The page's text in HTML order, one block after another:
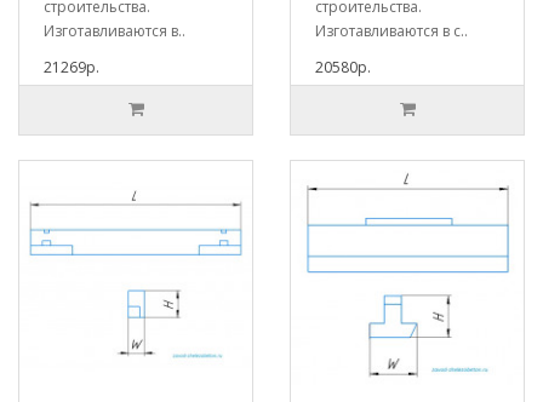
строительства.
Изготавливаются в..
21269р.
строительства.
Изготавливаются в с..
20580р.